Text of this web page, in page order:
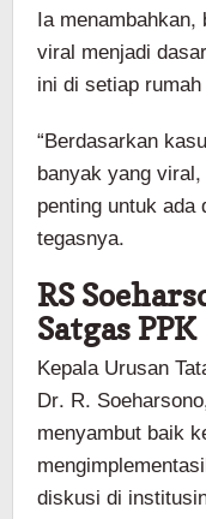
Ia
viral menjadi
ini di setiap
“Berdasarkan
banyak yang
penting untuk ada
tegasnya.
RS
Satgas PPK
Kepala Urusan
Dr. R.
menyambut baik
diskusi di